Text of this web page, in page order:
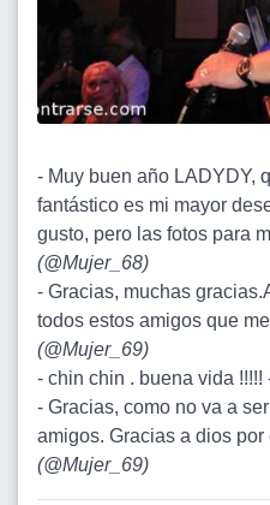
- Muy buen año LADYDY,
fantástico es mi mayor
gusto, pero las fotos para
(@Mujer_68)
- Gracias, muchas
todos estos amigos que
(@Mujer_69)
- chin chin . buena vida !!!!!
- Gracias, como no va a
amigos. Gracias a dios
(@Mujer_69)